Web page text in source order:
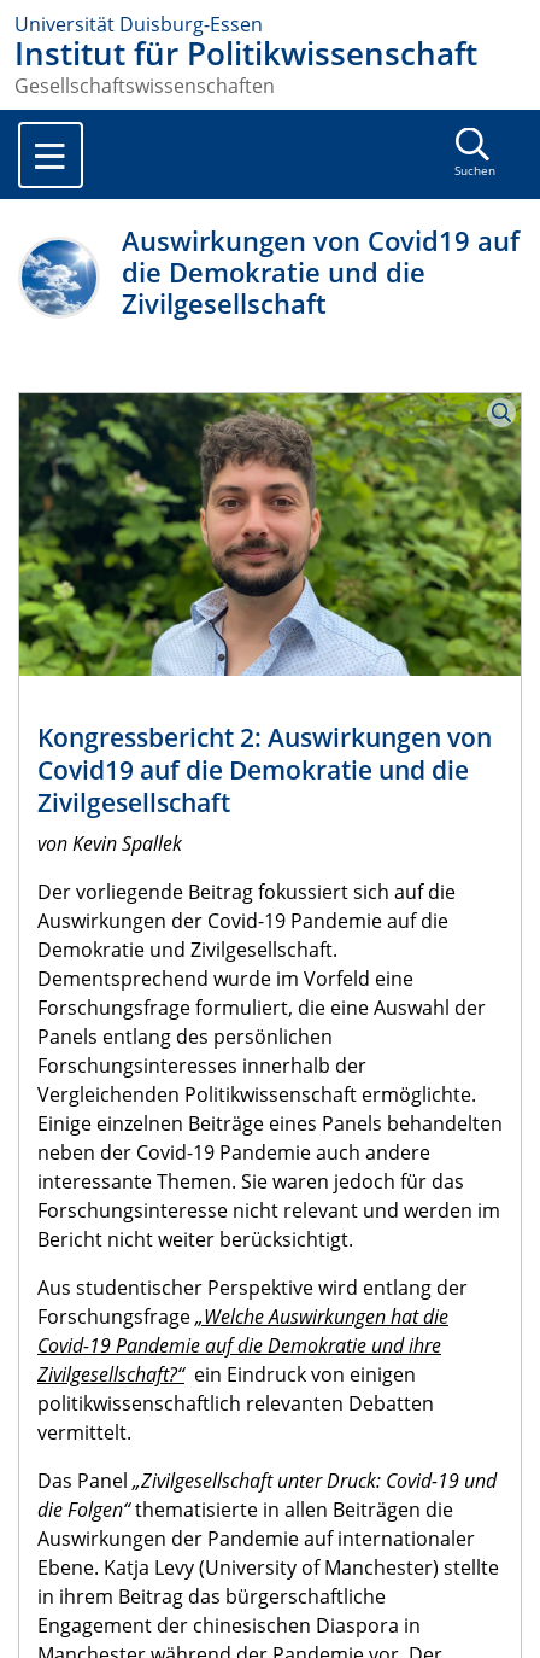
Universität Duisburg-Essen
Institut für Politikwissenschaft
Gesellschaftswissenschaften
Suchen
Auswirkungen von Covid19 auf
die Demokratie und die
Zivilgesellschaft
Kongressbericht 2: Auswirkungen von
Covid19 auf die Demokratie und die
Zivilgesellschaft
von Kevin Spallek
Der vorliegende Beitrag fokussiert sich auf die
Auswirkungen der Covid-19 Pandemie auf die
Demokratie und Zivilgesellschaft.
Dementsprechend wurde im Vorfeld eine
Forschungsfrage formuliert, die eine Auswahl der
Panels entlang des persönlichen
Forschungsinteresses innerhalb der
Vergleichenden Politikwissenschaft ermöglichte.
Einige einzelnen Beiträge eines Panels behandelten
neben der Covid-19 Pandemie auch andere
interessante Themen. Sie waren jedoch für das
Forschungsinteresse nicht relevant und werden im
Bericht nicht weiter berücksichtigt.
Aus studentischer Perspektive wird entlang der
Forschungsfrage„Welche Auswirkungen hat die
Covid-19 Pandemie auf die Demokratie und ihre
Zivilgesellschaft?“ein Eindruck von einigen
politikwissenschaftlich relevanten Debatten
vermittelt.
Das Panel „Zivilgesellschaft unter Druck: Covid-19 und
die Folgen“thematisierte in allen Beiträgen die
Auswirkungen der Pandemie auf internationaler
Ebene. Katja Levy (University of Manchester) stellte
in ihrem Beitrag das bürgerschaftliche
Engagement der chinesischen Diaspora in